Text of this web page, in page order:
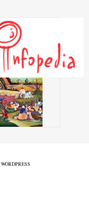
WORDPRESS.